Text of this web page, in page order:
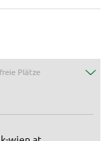
freie Plätze